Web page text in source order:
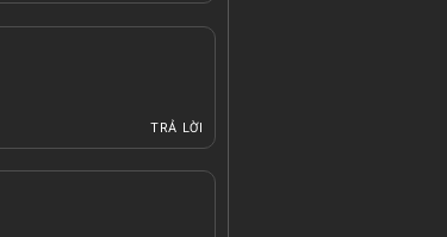
TRẢ LỜI